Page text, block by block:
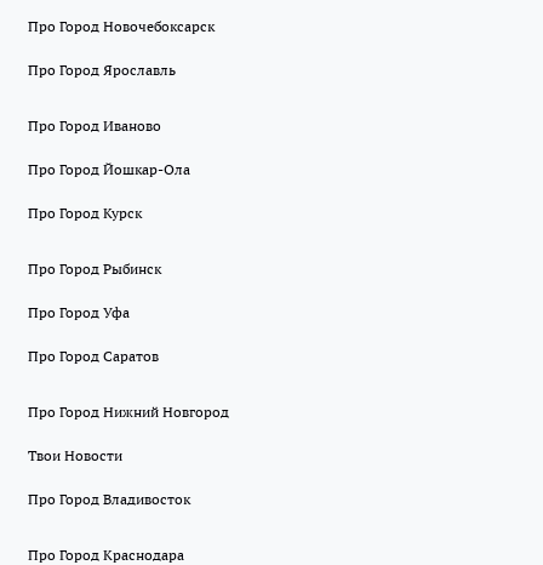
Про Город Новочебоксарск
Про Город Ярославль
Про Город Иваново
Про Город Йошкар-Ола
Про Город Курск
Про Город Рыбинск
Про Город Уфа
Про Город Саратов
Про Город Нижний Новгород
Твои Новости
Про Город Владивосток
Про Город Краснодара